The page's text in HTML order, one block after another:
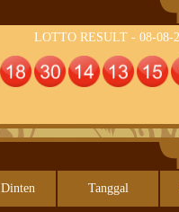
LOTTO RESULT - 08-08-
Dinten Tanggal